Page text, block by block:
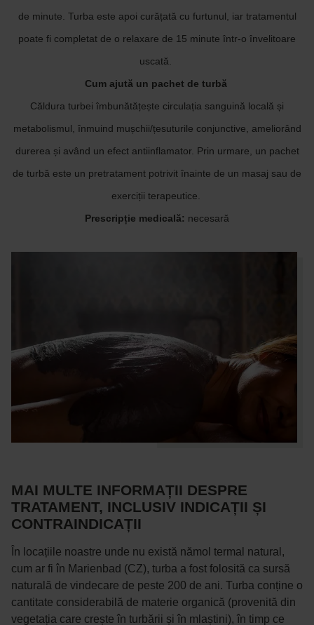
de minute. Turba este apoi curățată cu furtunul, iar tratamentul
poate fi completat de o relaxare de 15 minute într-o învelitoare
uscată.
Cum ajută un pachet de turbă
Căldura turbei îmbunătățește circulația sanguină locală și
metabolismul, înmuind mușchii/țesuturile conjunctive, ameliorând
durerea și având un efect antiinflamator. Prin urmare, un pachet
de turbă este un pretratament potrivit înainte de un masaj sau de
exerciții terapeutice.
Prescripție medicală: necesară
MAI MULTE INFORMAȚII DESPRE
TRATAMENT, INCLUSIV INDICAȚII ȘI
CONTRAINDICAȚII
În locațiile noastre unde nu există nămol termal natural,
cum ar fi în Marienbad (CZ), turba a fost folosită ca sursă
naturală de vindecare de peste 200 de ani. Turba conține o
cantitate considerabilă de materie organică (provenită din
vegetația care crește în turbării și în mlaștini), în timp ce